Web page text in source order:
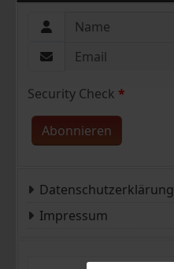
Security Check *
Abonnieren
Datenschutzerklärung
Impressum